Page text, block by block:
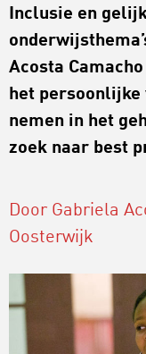
Inclusie en
Acosta
het persoonlijke
nemen in het
zoek naar best
Door Gabriela
Oosterwijk